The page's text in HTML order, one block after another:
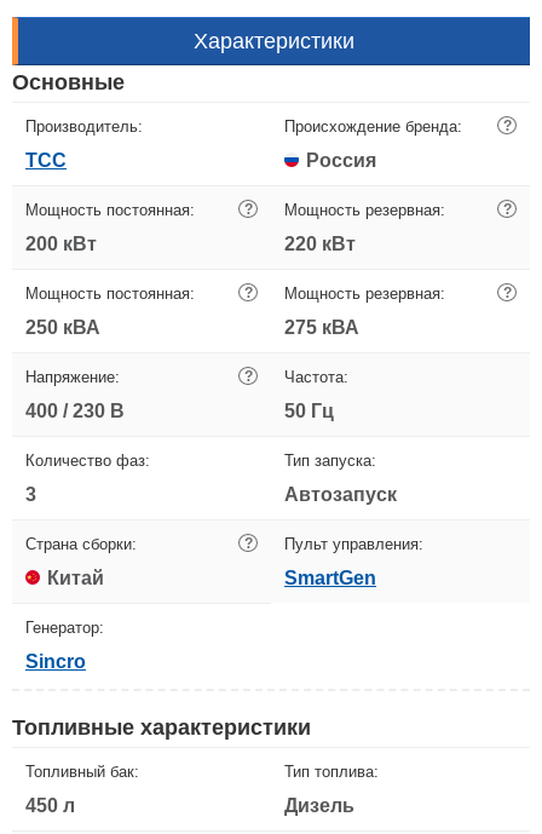
Характеристики
Основные
Производитель:
ТСС
Происхождение бренда: ?
Россия
Мощность постоянная: ?
200 кВт
Мощность резервная: ?
220 кВт
Мощность постоянная: ?
250 кВА
Мощность резервная: ?
275 кВА
Напряжение: ?
400 / 230 В
Частота:
50 Гц
Количество фаз:
3
Тип запуска:
Автозапуск
Страна сборки: ?
Китай
Пульт управления:
SmartGen
Генератор:
Sincro
Топливные характеристики
Топливный бак:
450 л
Тип топлива:
Дизель